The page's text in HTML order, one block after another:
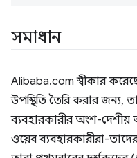
সমাধান
Alibaba.com স্বীকার
উপস্থিতি তৈরি করার জন্য,
ব্যবহারকারীর অংশ-দেশীয়
ওয়েব ব্যবহারকারীরা-